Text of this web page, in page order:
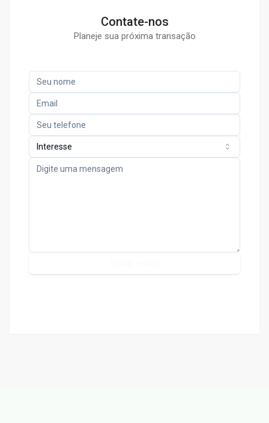
Contate-nos
Planeje sua próxima transação
Interesse